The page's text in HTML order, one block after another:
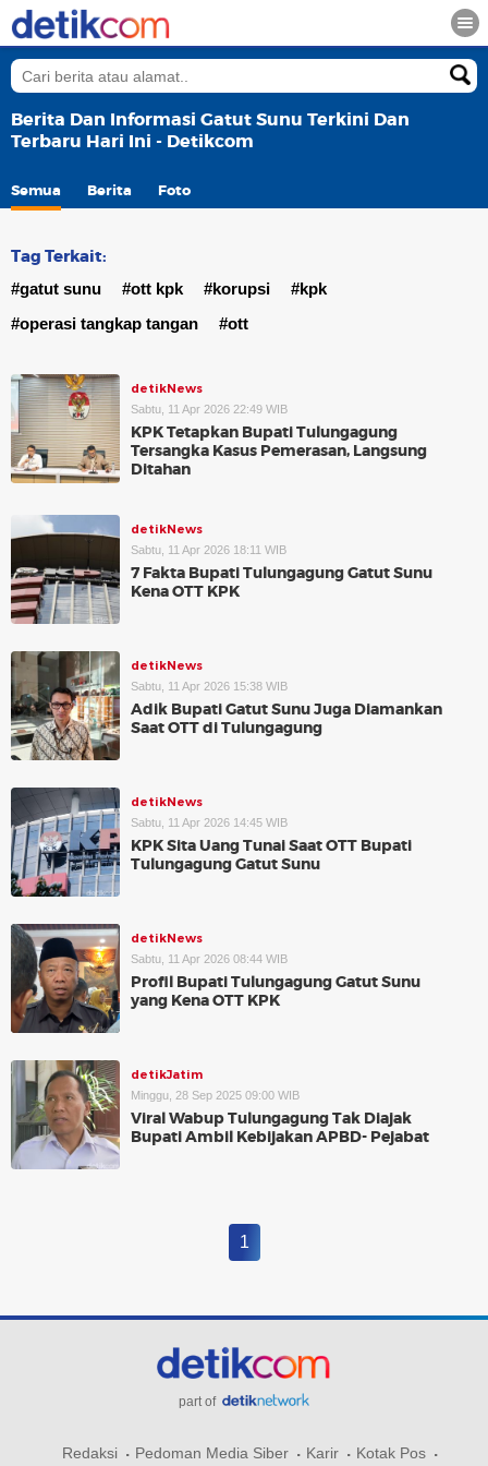
Berita Dan Informasi Gatut Sunu Terkini Dan
Terbaru Hari Ini - Detikcom
Semua Berita Foto
Tag Terkait:
#gatut sunu #ott kpk #korupsi
#kpk
#operasi tangkap tangan
#ott
detikNews
Sabtu, 11 Apr 2026 22:49 WIB
KPK Tetapkan Bupati Tulungagung
Tersangka Kasus Pemerasan, Langsung
Ditahan
detikNews
Sabtu, 11 Apr 2026 18:11 WIB
7 Fakta Bupati Tulungagung Gatut Sunu
Kena OTT KPK
detikNews
Sabtu, 11 Apr 2026 15:38 WIB
Adik Bupati Gatut Sunu Juga Diamankan
Saat OTT di Tulungagung
detikNews
Sabtu, 11 Apr 2026 14:45 WIB
KPK Sita Uang Tunai Saat OTT Bupati
Tulungagung Gatut Sunu
detikNews
Sabtu, 11 Apr 2026 08:44 WIB
Profil Bupati Tulungagung Gatut Sunu
yang Kena OTT KPK
detikJatim
Minggu, 28 Sep 2025 09:00 WIB
Viral Wabup Tulungagung Tak Diajak
Bupati Ambil Kebijakan APBD- Pejabat
1
part of
Redaksi Pedoman Media Siber Karir Kotak Pos